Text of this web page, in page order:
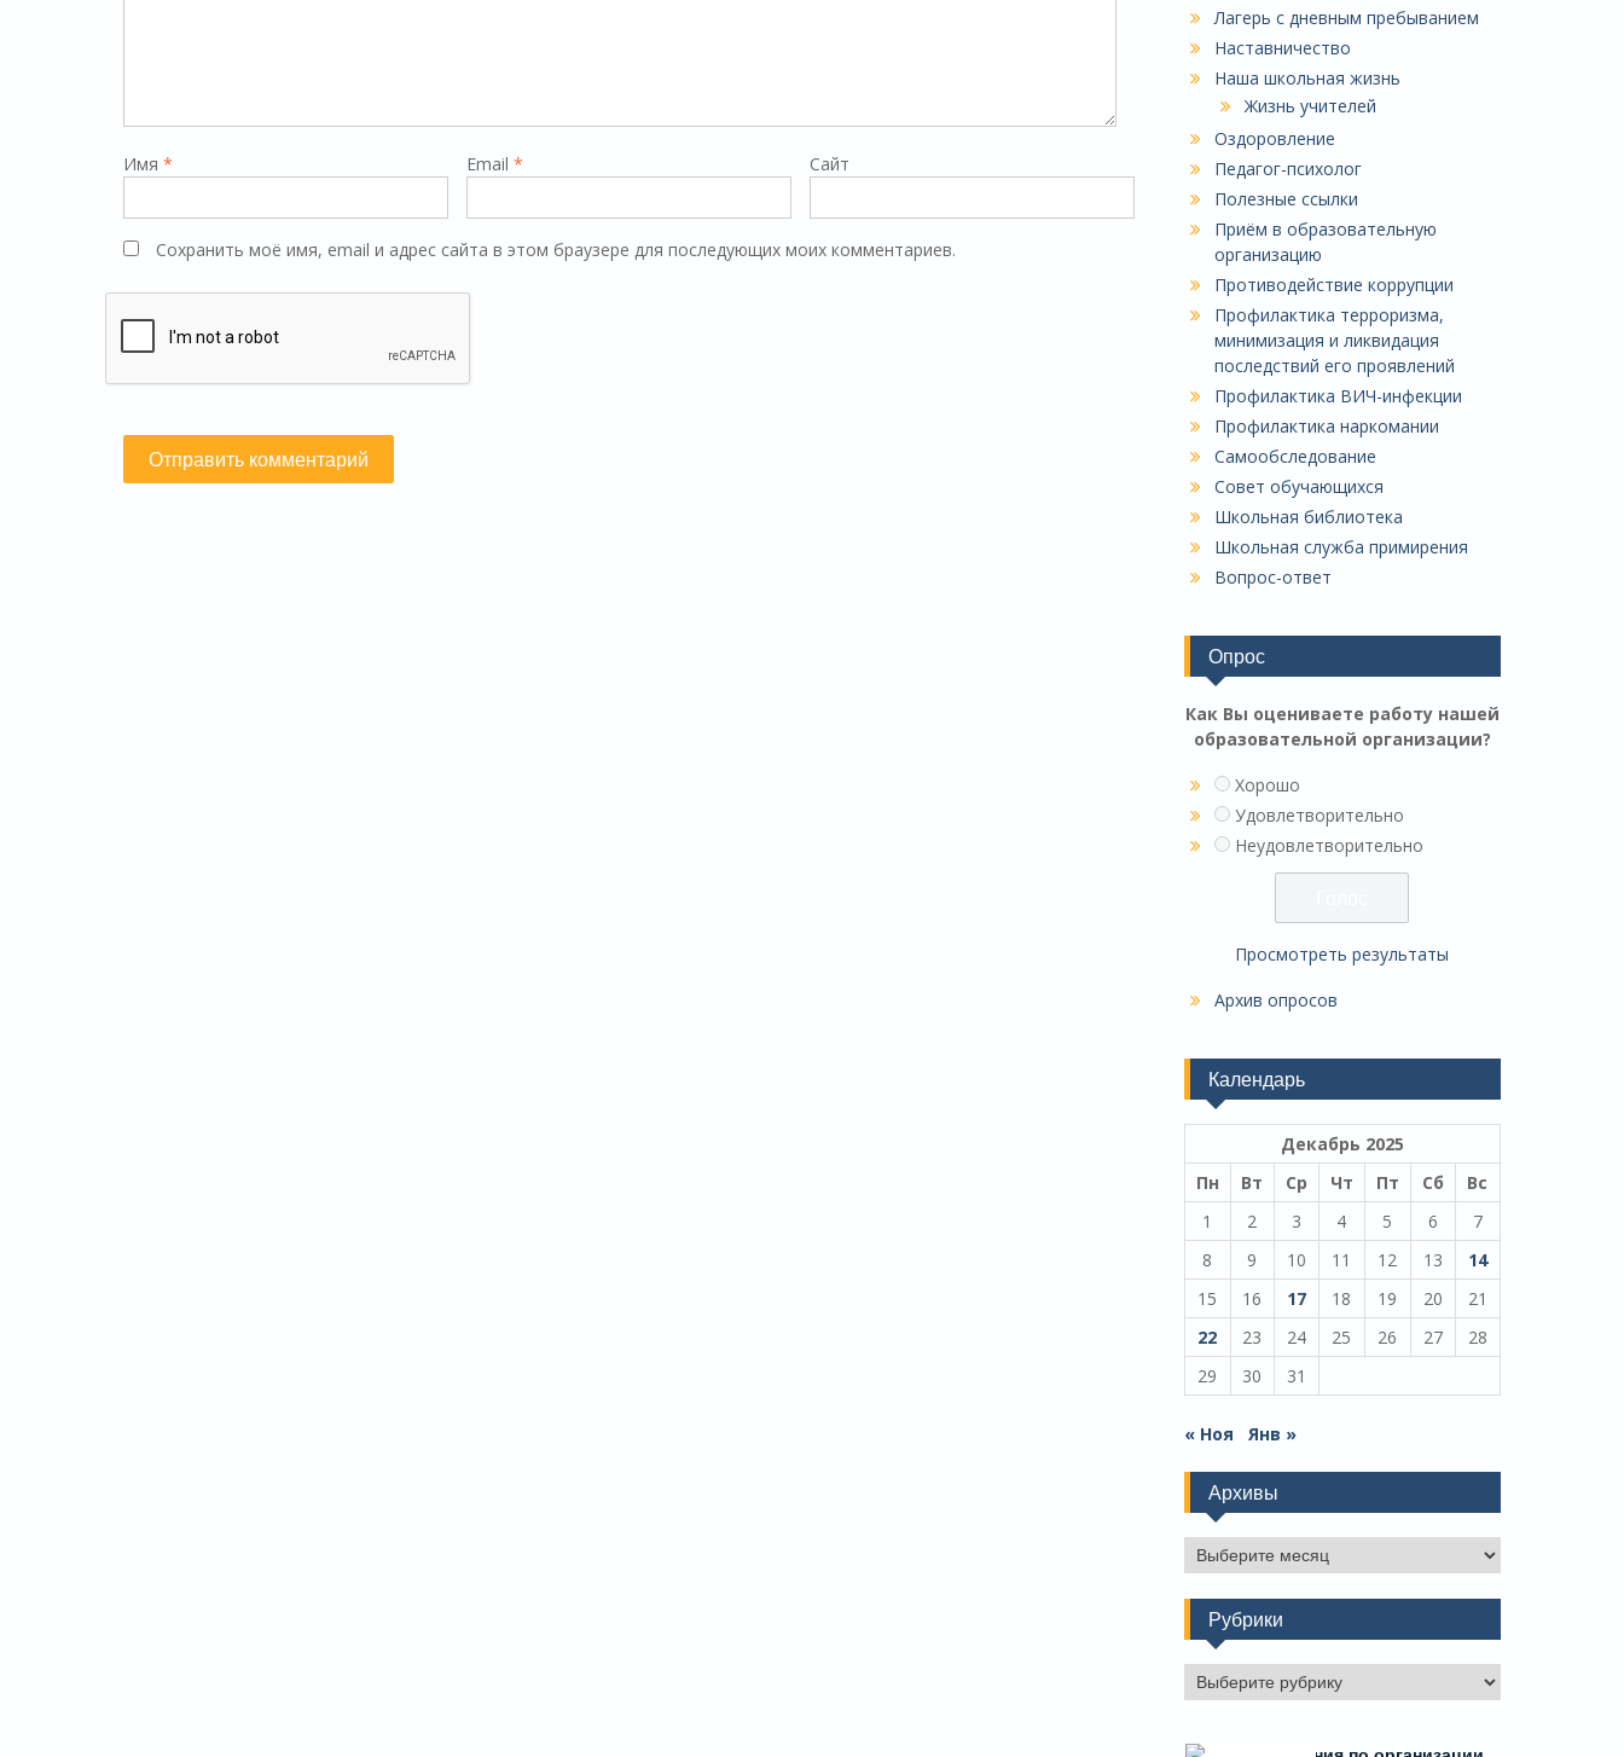
Имя * Email * Сайт
Сохранить моё имя, email и адрес сайта в этом браузере для последующих моих комментариев.
Лагерь с дневным пребыванием
Наставничество
Наша школьная жизнь
Жизнь учителей
Оздоровление
Педагог-психолог
Полезные ссылки
Приём в образовательную
организацию
Противодействие коррупции
Профилактика терроризма,
минимизация и ликвидация
последствий его проявлений
Профилактика ВИЧ-инфекции
Профилактика наркомании
Самообследование
Совет обучающихся
Школьная библиотека
Школьная служба примирения
Вопрос-ответ
Опрос
Как Вы оцениваете работу нашей
образовательной организации?
Хорошо
Удовлетворительно
Неудовлетворительно
Просмотреть результаты
Архив опросов
Календарь
Декабрь 2025
Пн
Вт Ср Чт Пт Сб
Вс
1
2 3 4 5 6
7
8
9 10 11 12 13
14
15
16 17 18 19 20
21
22
23 24 25 26 27
28
29
30 31
« Ноя Янв »
Архивы
Архивы
Рубрики
Рубрики